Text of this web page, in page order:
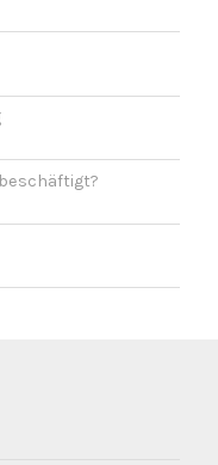
beschäftigt?